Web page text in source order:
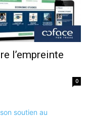
l’empreinte
0